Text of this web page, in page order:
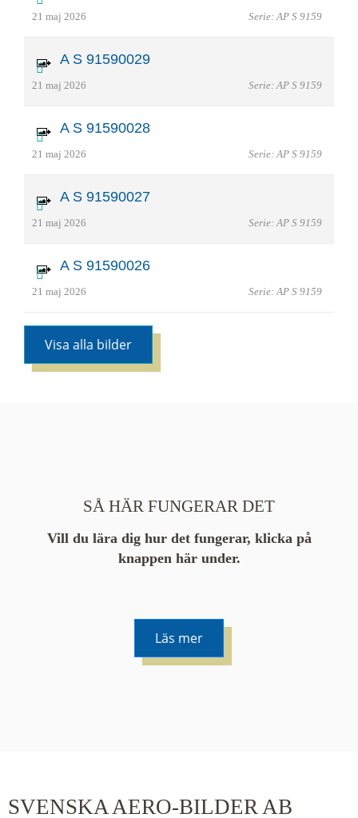
21 maj 2026 Serie: AP S 9159
A S 91590029
21 maj 2026 Serie: AP S 9159
A S 91590028
21 maj 2026 Serie: AP S 9159
A S 91590027
21 maj 2026 Serie: AP S 9159
A S 91590026
21 maj 2026 Serie: AP S 9159
Visa alla bilder
SÅ HÄR FUNGERAR DET
Vill du lära dig hur det fungerar, klicka på
knappen här under.
Läs mer
SVENSKA AERO-BILDER AB